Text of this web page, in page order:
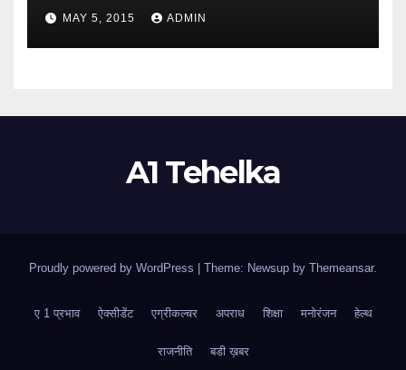
MAY 5, 2015 ADMIN
A1 Tehelka
Proudly powered by WordPress Theme: Newsup by Themeansar.
ए 1 प्रभाव ऐक्सीडेंट एग्रीकल्चर अपराध शिक्षा मनोरंजन हेल्थ
राजनीति बडी ख़बर